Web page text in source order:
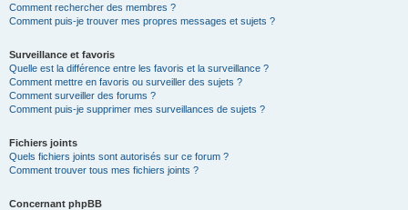
Comment rechercher des membres ?
Comment puis-je trouver mes propres messages et sujets ?
Surveillance et favoris
Quelle est la différence entre les favoris et la surveillance ?
Comment mettre en favoris ou surveiller des sujets ?
Comment surveiller des forums ?
Comment puis-je supprimer mes surveillances de sujets ?
Fichiers joints
Quels fichiers joints sont autorisés sur ce forum ?
Comment trouver tous mes fichiers joints ?
Concernant phpBB